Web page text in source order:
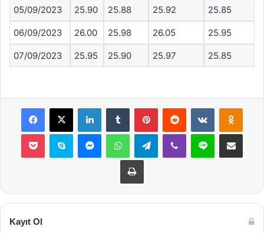
05/09/2023 25.90 25.88 25.92 25.85
06/09/2023 26.00 25.98 26.05 25.95
07/09/2023 25.95 25.90 25.97 25.85
Facebook
X LinkedInTumblr PinterestReddit VKontakte
Pocket Skype MessengerWhatsAppTelegramViber Line E-Posta ile
Yazdır
Kayıt Ol